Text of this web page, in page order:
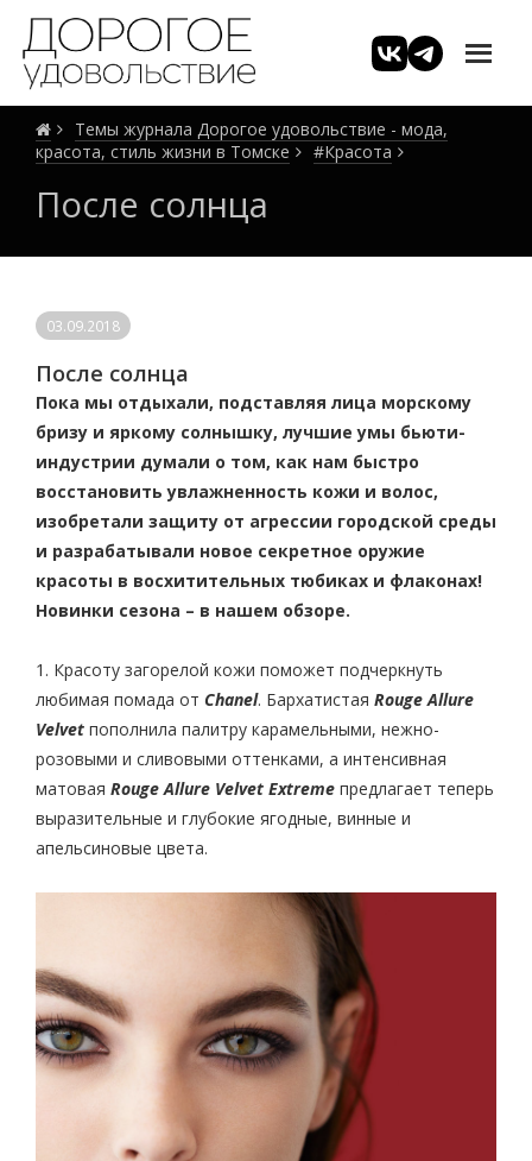
Темы журнала Дорогое удовольствие - мода,
красота, стиль жизни в Томске
#Красота
После солнца
03.09.2018
После солнца
Пока мы отдыхали, подставляя лица морскому
бризу и яркому солнышку, лучшие умы бьюти-
индустрии думали о том, как нам быстро
восстановить увлажненность кожи и волос,
изобретали защиту от агрессии городской среды
и разрабатывали новое секретное оружие
красоты в восхитительных тюбиках и флаконах!
Новинки сезона – в нашем обзоре.
1. Красоту загорелой кожи поможет подчеркнуть
любимая помада от Chanel. Бархатистая Rouge Allure
Velvet пополнила палитру карамельными, нежно-
розовыми и сливовыми оттенками, а интенсивная
матовая Rouge Allure Velvet Extreme предлагает теперь
выразительные и глубокие ягодные, винные и
апельсиновые цвета.